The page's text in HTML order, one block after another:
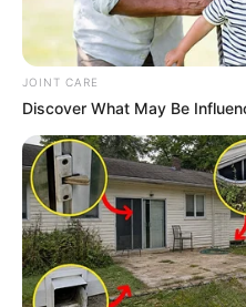
JOINT CARE
Discover What May Be